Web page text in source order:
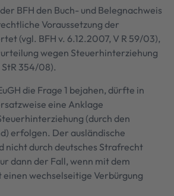
BFH den Buch- und Belegnachweis
Voraussetzung der
(vgl. BFH v. 6.12.2007, V R 59/03),
wegen Steuerhinterziehung
354/08).
die Frage 1 bejahen, dürfte in
eine Anklage
(durch den
erfolgen. Der ausländische
nicht durch deutsches Strafrecht
dann der Fall, wenn mit dem
einen wechselseitige Verbürgung